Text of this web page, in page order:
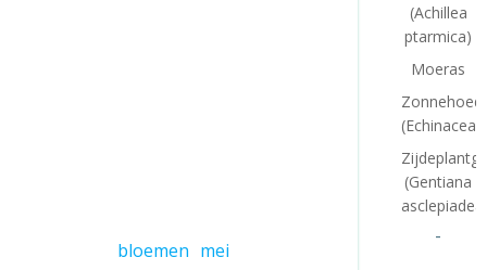
bloemen mei
(Achillea
ptarmica)
Moeras
Zonnehoed
(Echinacea)
(Gentiana
-